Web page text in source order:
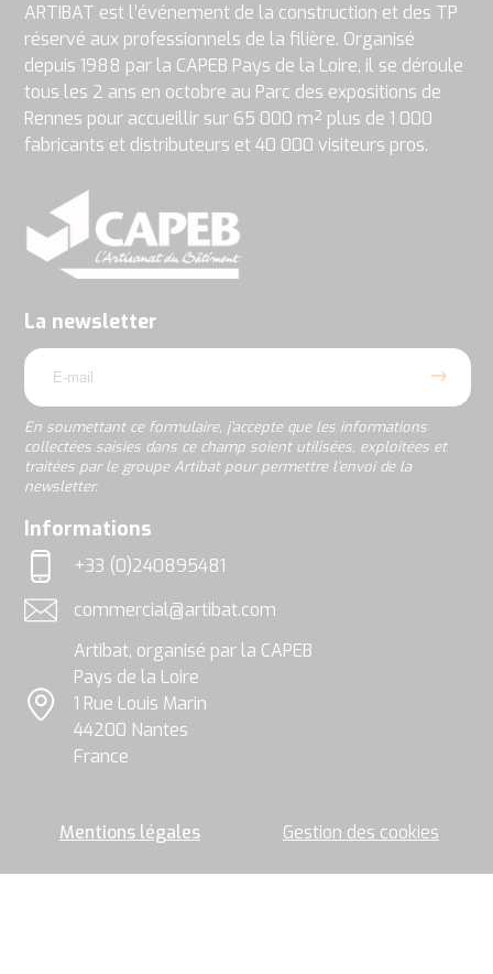
ARTIBAT est l’événement de la construction et des TP
réservé aux professionnels de la filière. Organisé
depuis 1988 par la CAPEB Pays de la Loire, il se déroule
tous les 2 ans en octobre au Parc des expositions de
Rennes pour accueillir sur 65 000 m² plus de 1 000
fabricants et distributeurs et 40 000 visiteurs pros.
La newsletter
email
En soumettant ce formulaire, j’accepte que les informations
collectées saisies dans ce champ soient utilisées, exploitées et
traitées par le groupe Artibat pour permettre l’envoi de la
newsletter.
rgpd
En
soumettant
j’accepte
les
informations
dans
ce
champ
soient
exploitées
et
traitées
par
le
Artibat
permettre
l’envoi
Informations
Téléphone
+33 (0)240895481
Adresse email
commercial@artibat.com
Localisation
Artibat, organisé par la CAPEB
Pays de la Loire
1 Rue Louis Marin
44200 Nantes
France
Mentions légales Gestion des cookies